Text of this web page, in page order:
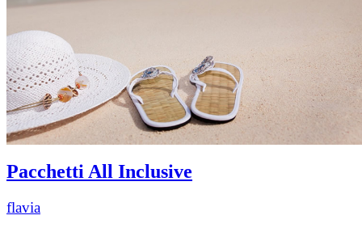
Pacchetti All Inclusive
flavia